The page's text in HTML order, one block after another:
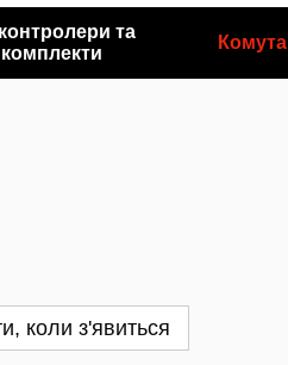
та
комплекти
коли з'явиться